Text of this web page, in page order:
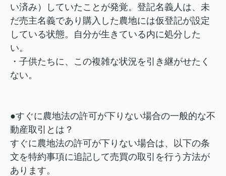
い済み）していたことが発覚。登記名義人は、未
だ売主名義であり購入した農地には仮登記が設定
している状態。自分が生きている内に処分した
い。
・子供たちに、この複雑な状況を引き継がせたく
ない。
●すぐに農地法の許可が下りない場合の一般的な不
動産取引とは？
すぐに農地法の許可が下りない場合は、以下の条
文を特約事項に追記して売買の取引を行う方法が
あります。